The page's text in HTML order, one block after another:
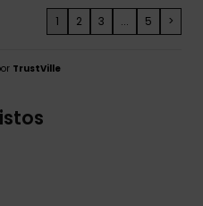
1 2 3 ... 5 >
TrustVille